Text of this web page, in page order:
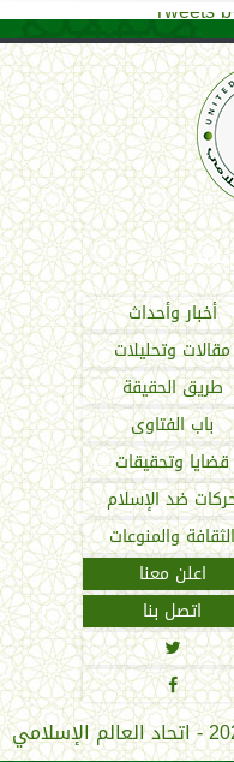
Tweets
أخبار وأحداث
مقالات وتحليلات
طريق الحقيقة
باب الفتاوى
قضايا وتحقيقات
ضد الإسلام
الثقافة والمنوعات
اعلن معنا
اتصل بنا

